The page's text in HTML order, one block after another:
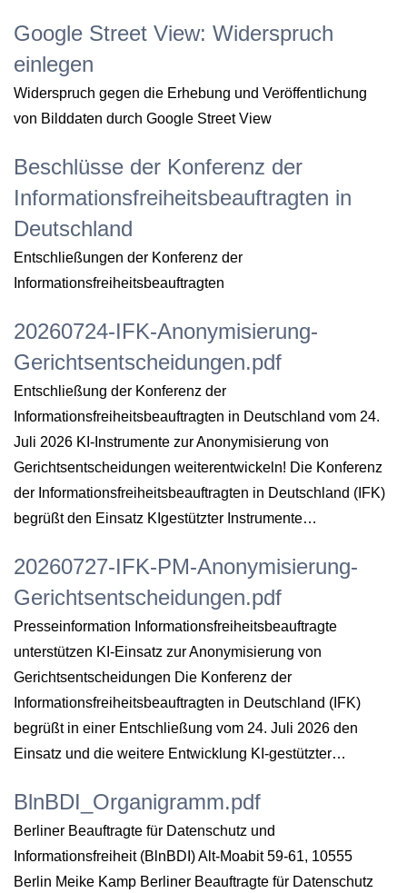
Google Street View: Widerspruch
einlegen
Widerspruch gegen die Erhebung und Veröffentlichung
von Bilddaten durch Google Street View
Beschlüsse der Konferenz der
Informationsfreiheitsbeauftragten in
Deutschland
Entschließungen der Konferenz der
Informationsfreiheitsbeauftragten
20260724-IFK-Anonymisierung-
Gerichtsentscheidungen.pdf
Entschließung der Konferenz der
Informationsfreiheitsbeauftragten in Deutschland vom 24.
Juli 2026 KI-Instrumente zur Anonymisierung von
Gerichtsentscheidungen weiterentwickeln! Die Konferenz
der Informationsfreiheitsbeauftragten in Deutschland (IFK)
begrüßt den Einsatz KIgestützter Instrumente…
20260727-IFK-PM-Anonymisierung-
Gerichtsentscheidungen.pdf
Presseinformation Informationsfreiheitsbeauftragte
unterstützen KI-Einsatz zur Anonymisierung von
Gerichtsentscheidungen Die Konferenz der
Informationsfreiheitsbeauftragten in Deutschland (IFK)
begrüßt in einer Entschließung vom 24. Juli 2026 den
Einsatz und die weitere Entwicklung KI-gestützter…
BlnBDI_Organigramm.pdf
Berliner Beauftragte für Datenschutz und
Informationsfreiheit (BlnBDI) Alt-Moabit 59-61, 10555
Berlin Meike Kamp Berliner Beauftragte für Datenschutz